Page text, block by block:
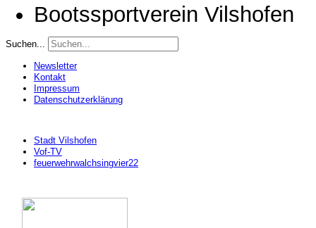
Bootssportverein Vilshofen
Suchen...
Newsletter
Kontakt
Impressum
Datenschutzerklärung
Stadt Vilshofen
Vof-TV
feuerwehrwalchsingvier22